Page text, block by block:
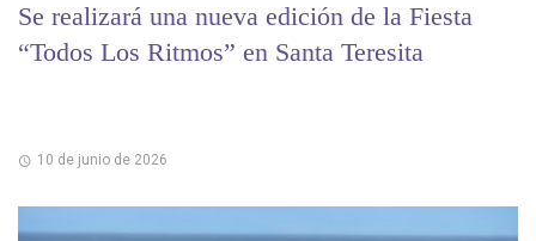
Se realizará una nueva edición de la Fiesta
“Todos Los Ritmos” en Santa Teresita
10 de junio de 2026